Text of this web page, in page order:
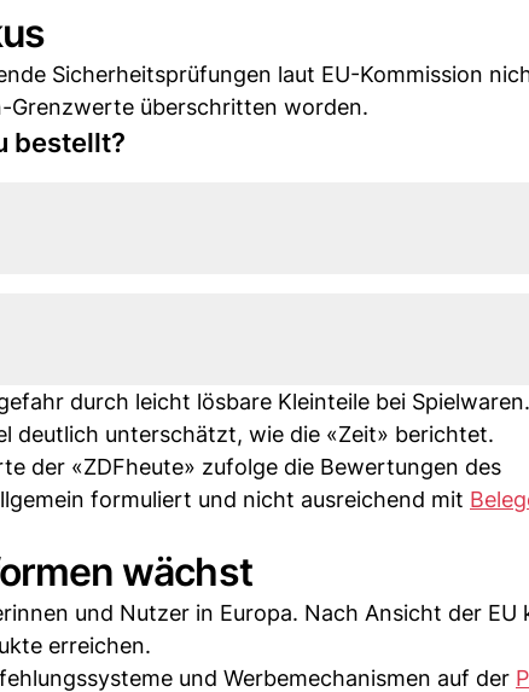
Sicherheitsprüfungen laut EU-Kommission
Grenzwerte überschritten worden.
bestellt?
durch leicht lösbare Kleinteile bei
deutlich unterschätzt, wie die «Zeit» berichtet.
der «ZDFheute» zufolge die Bewertungen des
formuliert und nicht ausreichend mit
wächst
und Nutzer in Europa. Nach Ansicht der EU
erreichen.
und Werbemechanismen auf der